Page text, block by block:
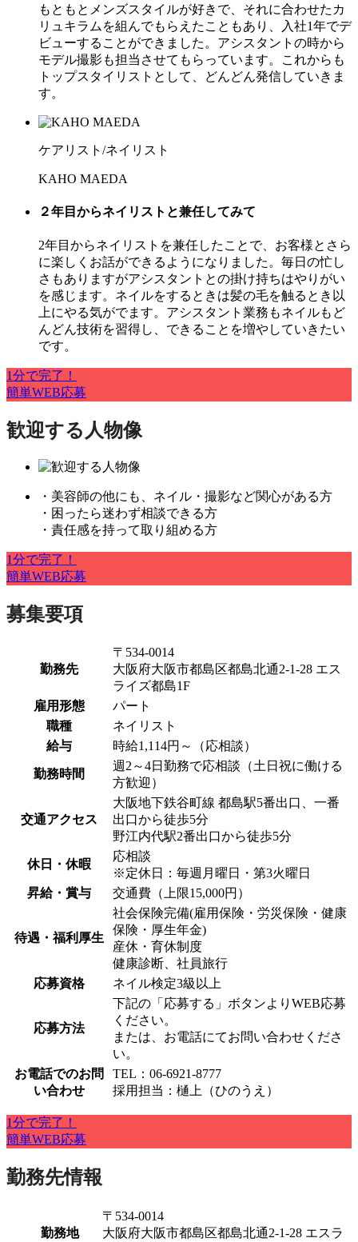
もともとメンズスタイルが好きで、それに合わせたカ
リュキラムを組んでもらえたこともあり、入社1年でデ
ビューすることができました。アシスタントの時から
モデル撮影も担当させてもらっています。これからも
トップスタイリストとして、どんどん発信していきま
す。
ケアリスト/ネイリスト
KAHO MAEDA
２年目からネイリストと兼任してみて
2年目からネイリストを兼任したことで、お客様とさら
に楽しくお話ができるようになりました。毎日の忙し
さもありますがアシスタントとの掛け持ちはやりがい
を感じます。ネイルをするときは髪の毛を触るとき以
上にやる気がでます。アシスタント業務もネイルもど
んどん技術を習得し、できることを増やしていきたい
です。
1分で完了！
簡単WEB応募
歓迎する人物像
・美容師の他にも、ネイル・撮影など関心がある方
・困ったら迷わず相談できる方
・責任感を持って取り組める方
1分で完了！
簡単WEB応募
募集要項
勤務先
〒534-0014
大阪府大阪市都島区都島北通2-1-28 エス
ライズ都島1F
雇用形態
パート
職種
ネイリスト
給与
時給1,114円～（応相談）
勤務時間
週2～4日勤務で応相談（土日祝に働ける
方歓迎）
交通アクセス
大阪地下鉄谷町線 都島駅5番出口、一番
出口から徒歩5分
野江内代駅2番出口から徒歩5分
休日・休暇
応相談
※定休日：毎週月曜日・第3火曜日
昇給・賞与
交通費（上限15,000円）
待遇・福利厚生
社会保険完備(雇用保険・労災保険・健康
保険・厚生年金)
産休・育休制度
健康診断、社員旅行
応募資格
ネイル検定3級以上
応募方法
下記の「応募する」ボタンよりWEB応募
ください。
または、お電話にてお問い合わせくださ
い。
お電話でのお問
い合わせ
TEL：06-6921-8777
採用担当：樋上（ひのうえ）
1分で完了！
簡単WEB応募
勤務先情報
勤務地
〒534-0014
大阪府大阪市都島区都島北通2-1-28 エスラ